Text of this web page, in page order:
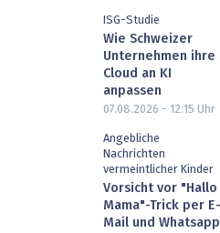
ISG-Studie
Wie Schweizer
Unternehmen ihre
Cloud an KI
anpassen
07.08.2026 - 12:15 Uhr
Angebliche
Nachrichten
vermeintlicher Kinder
Vorsicht vor "Hallo
Mama"-Trick per E-
Mail und Whatsapp